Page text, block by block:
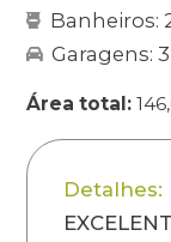
Banheiros:
Garagens: 3
Área total:
Detalhes: